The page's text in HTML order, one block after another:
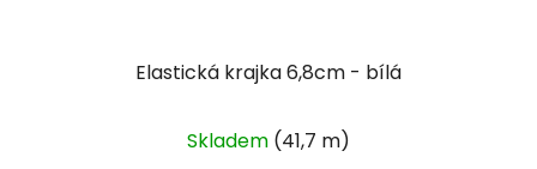
Elastická krajka 6,8cm - bílá
Skladem (41,7 m)